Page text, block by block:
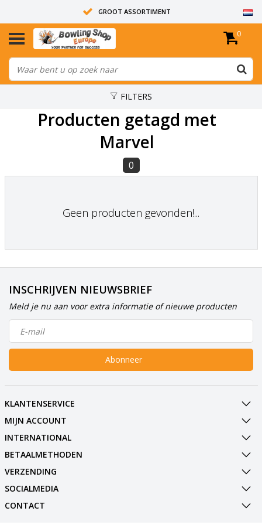
GROOT ASSORTIMENT
14 DAGEN RETOUR RECHT
ALLE BOWLINGBALLEN ZIJN ONGEBOORD
0
FILTERS
Producten getagd met
Marvel
0
Geen producten gevonden!...
INSCHRIJVEN NIEUWSBRIEF
Meld je nu aan voor extra informatie of nieuwe producten
Abonneer
KLANTENSERVICE
MIJN ACCOUNT
INTERNATIONAL
BETAALMETHODEN
VERZENDING
SOCIALMEDIA
CONTACT